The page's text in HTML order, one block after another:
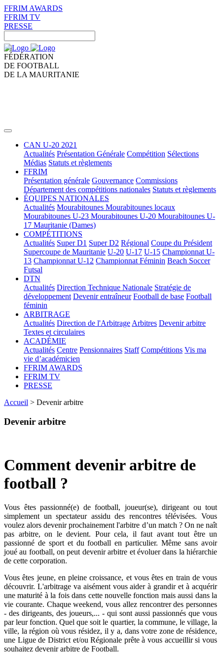
FFRIM AWARDS
FFRIM TV
PRESSE
FÉDÉRATION
DE FOOTBALL
DE LA MAURITANIE
CAN U-20 2021
Actualités Présentation Générale Compétition Sélections
Médias Statuts et règlements
FFRIM
Présentation générale Gouvernance Commissions
Département des compétitions nationales Statuts et règlements
ÉQUIPES NATIONALES
Actualités Mourabitounes Mourabitounes locaux
Mourabitounes U-23 Mourabitounes U-20 Mourabitounes U-
17 Mauritanie (Dames)
COMPÉTITIONS
Actualités Super D1 Super D2 Régional Coupe du Président
Supercoupe de Mauritanie U-20 U-17 U-15 Championnat U-
13 Championnat U-12 Championnat Féminin Beach Soccer
Futsal
DTN
Actualités Direction Technique Nationale Stratégie de
développement Devenir entraîneur Football de base Football
féminin
ARBITRAGE
Actualités Direction de l'Arbitrage Arbitres Devenir arbitre
Textes et circulaires
ACADÉMIE
Actualités Centre Pensionnaires Staff Compétitions Vis ma
vie d’académicien
FFRIM AWARDS
FFRIM TV
PRESSE
Accueil > Devenir arbitre
Devenir arbitre
Comment devenir arbitre de
football ?
Vous êtes passionné(e) de football, joueur(se), dirigeant ou tout
simplement un spectateur assidu des rencontres télévisées. Vous
voulez alors devenir prochainement l'arbitre d’un match ? On ne naît
pas arbitre, on le devient. Pour cela, il faut avant tout être un
passionné de sport et du football en particulier. Même sans avoir
joué au football, on peut devenir arbitre et évoluer dans la hiérarchie
de cette corporation.
Vous êtes jeune, en pleine croissance, et vous êtes en train de vous
découvrir. L'arbitrage va aisément vous aider à grandir et à acquérir
une maturité à la fois dans cette nouvelle fonction mais aussi dans la
vie courante. Chaque weekend, vous allez rencontrer des personnes
- des dirigeants, des joueurs,... - qui sont aussi passionnés que vous
par leur fonction. Quel que soit le quartier, la commune, le village, la
ville, la région où vous résidez, il y a, dans votre zone de résidence,
une Ligue de District et/ou Régionale prête à vous accueillir si vous
souhaitez devenir arbitre de Football.